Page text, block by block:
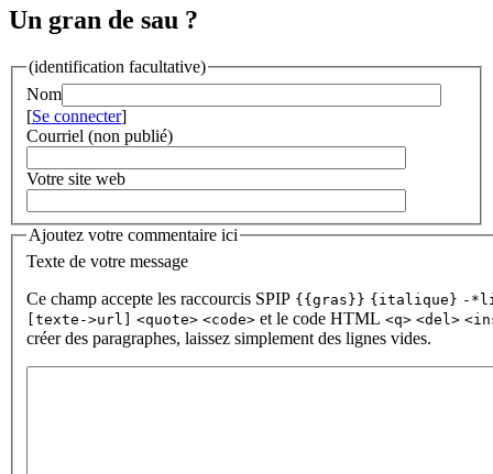
Un gran de sau ?
(identification facultative)
Nom
[Se connecter]
Courriel (non publié)
Votre site web
Ajoutez votre commentaire ici
Texte de votre message
Ce champ accepte les raccourcis SPIP {{gras}} {italique} -
[texte->url] <quote> <code> et le code HTML <q> <del>
créer des paragraphes, laissez simplement des lignes vides.